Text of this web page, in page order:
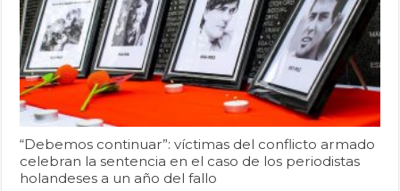
“Debemos continuar”: víctimas del conflicto armado
celebran la sentencia en el caso de los periodistas
holandeses a un año del fallo